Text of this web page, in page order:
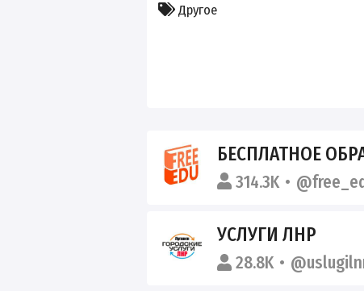
Другое
БЕСПЛАТНОЕ
314.3K
УСЛУГИ ЛНР
28.8K